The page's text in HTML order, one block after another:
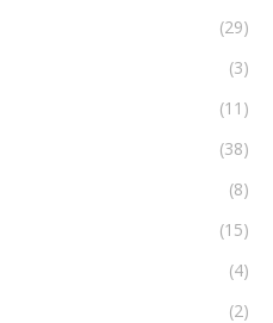
(29)
(3)
(11)
(38)
(8)
(15)
(4)
(2)